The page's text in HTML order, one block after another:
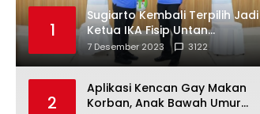
1
Sugiarto Kembali Terpilih Jadi
Ketua IKA Fisip Untan
Ketapang
7 Desember 2023 3122
2
Aplikasi Kencan Gay Makan
Korban, Anak Bawah Umur